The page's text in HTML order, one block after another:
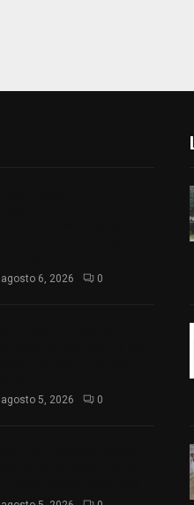
agosto 6, 2026 0
agosto 5, 2026 0